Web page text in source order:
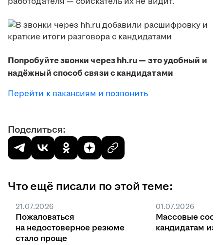
Попробуйте звонки через hh.ru — это удобный и
надёжный способ связи с кандидатами
Перейти к вакансиям и позвонить
Поделиться:
Что ещё писали по этой теме:
21.07.2026
Пожаловаться
на недостоверное резюме
стало проще
01.07.2026
Массовые
кандидатам